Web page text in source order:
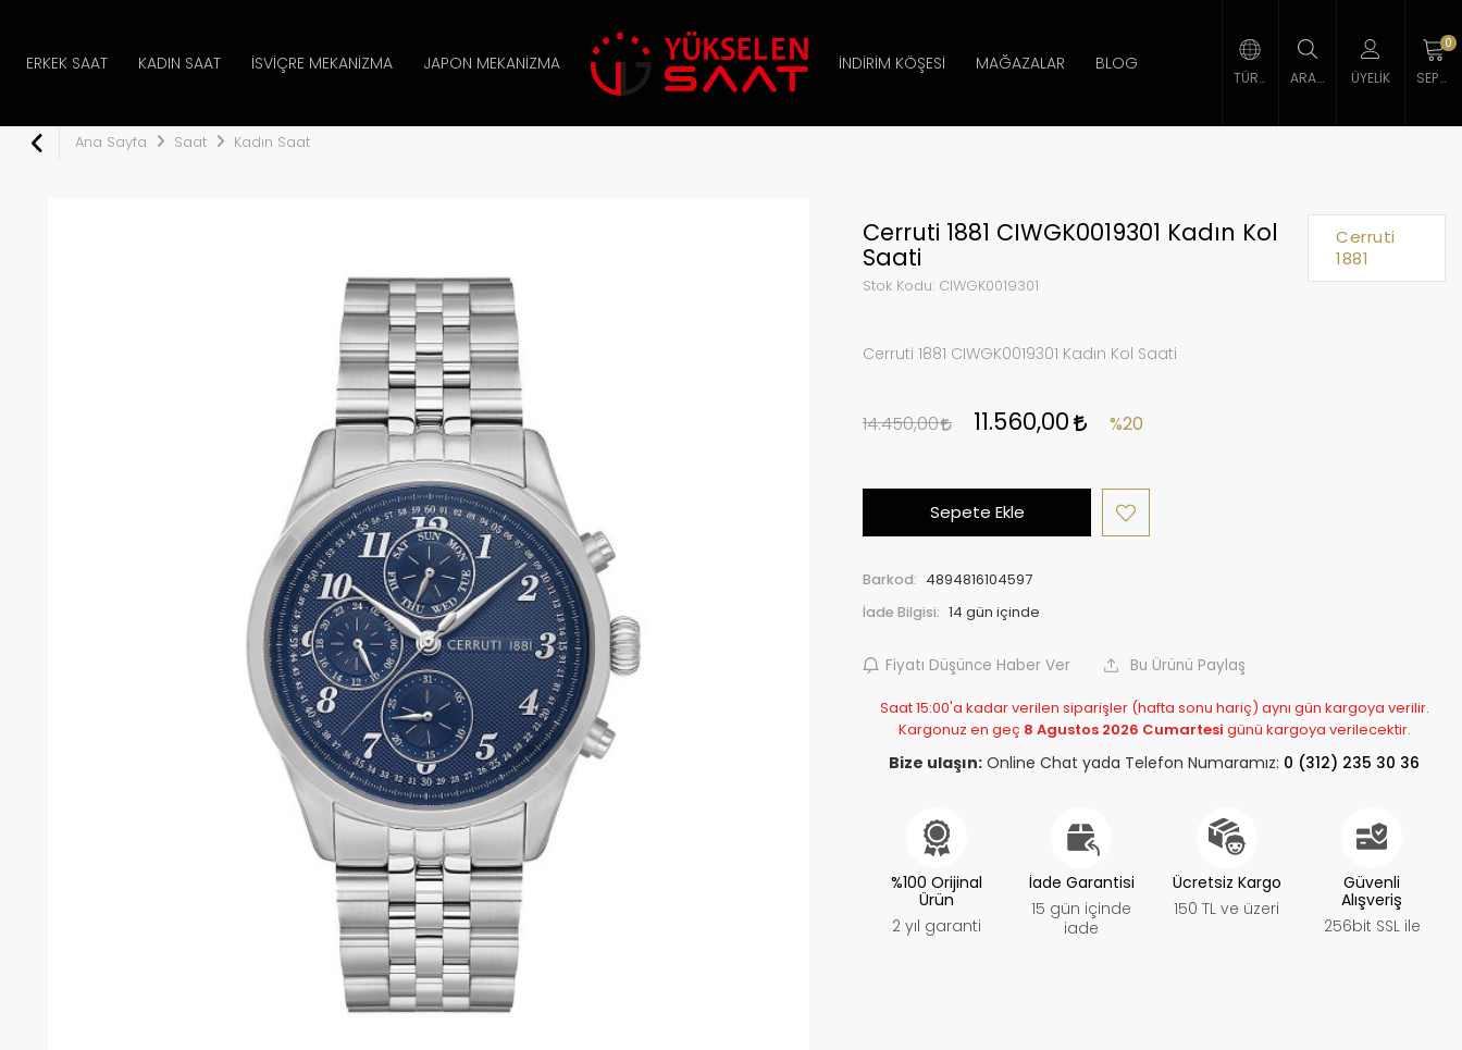
ERKEK SAAT KADIN SAAT İSVIÇRE MEKANIZMA JAPON MEKANIZMA İNDIRIM KÖŞESI MAĞAZALAR BLOG
ÜYELIK
0
Ana Sayfa Saat Kadın Saat
Cerruti
1881
Cerruti 1881 CIWGK0019301 Kadın Kol
Saati
Stok Kodu: CIWGK0019301
Cerruti 1881 CIWGK0019301 Kadın Kol Saati
14.450,00 11.560,00 %20
Sepete Ekle
Barkod: 4894816104597
İade Bilgisi:
Fiyatı Düşünce Haber Ver Bu Ürünü Paylaş
Saat 15:00'a kadar verilen siparişler (hafta sonu hariç) aynı gün kargoya verilir.
Kargonuz en geç 8 Agustos 2026 Cumartesi günü kargoya verilecektir.
Bize ulaşın: Online Chat yada Telefon Numaramız: 0 (312) 235 30 36
%100 Orijinal
Ürün
2 yıl garanti
İade Garantisi
15 gün içinde
iade
Ücretsiz Kargo
150 TL ve üzeri
Güvenli
Alışveriş
256bit SSL ile